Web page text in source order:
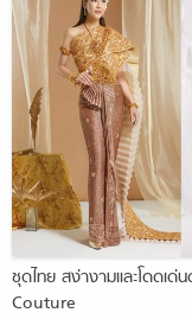
ชุดไทย สง่างามและโดดเ
Couture